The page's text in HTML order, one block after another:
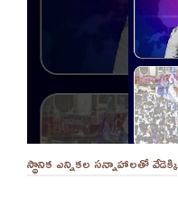
స్థానిక ఎన్నికల సన్నాహాలతో